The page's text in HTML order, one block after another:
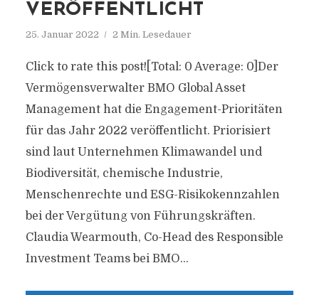
VERÖFFENTLICHT
25. Januar 2022 2 Min. Lesedauer
Click to rate this post![Total: 0 Average: 0]Der
Vermögensverwalter BMO Global Asset
Management hat die Engagement-Prioritäten
für das Jahr 2022 veröffentlicht. Priorisiert
sind laut Unternehmen Klimawandel und
Biodiversität, chemische Industrie,
Menschenrechte und ESG-Risikokennzahlen
bei der Vergütung von Führungskräften.
Claudia Wearmouth, Co-Head des Responsible
Investment Teams bei BMO...